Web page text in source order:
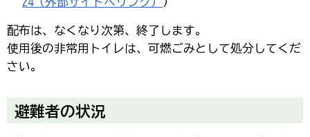
配布は、なくなり次第、終了します。
使用後の非常用トイレは、可燃ごみとして処分してくだ
さい。
避難者の状況